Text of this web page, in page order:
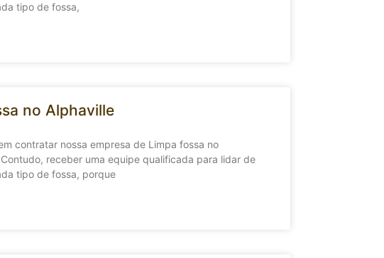
tipo de fossa,
no Alphaville
contratar nossa empresa de Limpa fossa no
receber uma equipe qualificada para lidar de
tipo de fossa, porque